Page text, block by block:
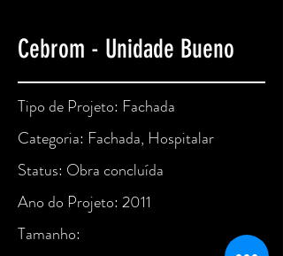
Cebrom - Unidade Bueno
Tipo de Projeto: Fachada
Categoria: Fachada, Hospitalar
Status: Obra concluída
Ano do Projeto: 2011
Tamanho: